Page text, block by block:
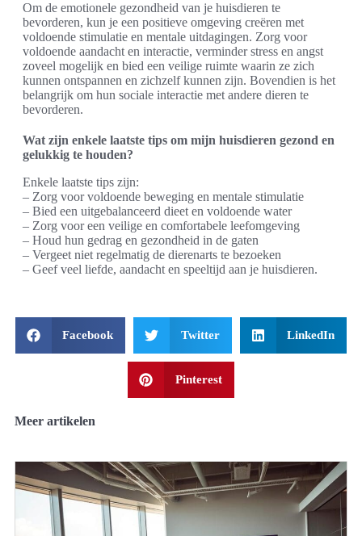
Om de emotionele gezondheid van je huisdieren te
bevorderen, kun je een positieve omgeving creëren met
voldoende stimulatie en mentale uitdagingen. Zorg voor
voldoende aandacht en interactie, verminder stress en angst
zoveel mogelijk en bied een veilige ruimte waarin ze zich
kunnen ontspannen en zichzelf kunnen zijn. Bovendien is het
belangrijk om hun sociale interactie met andere dieren te
bevorderen.
Wat zijn enkele laatste tips om mijn huisdieren gezond en
gelukkig te houden?
Enkele laatste tips zijn:
– Zorg voor voldoende beweging en mentale stimulatie
– Bied een uitgebalanceerd dieet en voldoende water
– Zorg voor een veilige en comfortabele leefomgeving
– Houd hun gedrag en gezondheid in de gaten
– Vergeet niet regelmatig de dierenarts te bezoeken
– Geef veel liefde, aandacht en speeltijd aan je huisdieren.
Facebook Twitter LinkedIn
Pinterest
Meer artikelen